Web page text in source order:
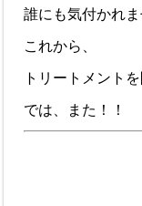
誰にも気付かれま
これから、
トリートメント
では、また！！